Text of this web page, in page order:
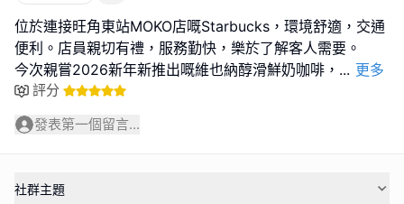
位於連接旺角東站MOKO店嘅Starbucks，環境舒適，交通
便利。店員親切有禮，服務勤快，樂於了解客人需要。
今次親嘗2026新年新推出嘅維也納醇滑鮮奶咖啡， ... 更多
評分
發表第一個留言...
社群主題